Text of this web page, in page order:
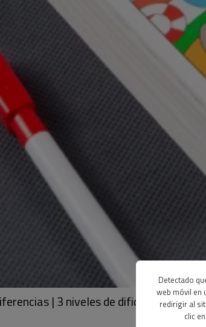
| 3 niveles de dificultad |
Detectado
web móvil en
redirigir al
clic